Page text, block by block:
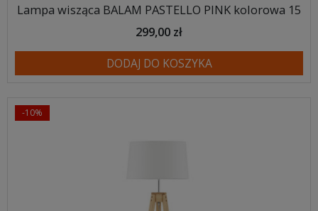
Lampa wisząca BALAM PASTELLO PINK kolorowa 15
299,00 zł
DODAJ DO KOSZYKA
-10%